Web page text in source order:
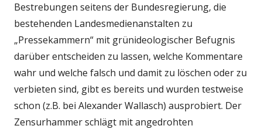
Bestrebungen seitens der Bundesregierung, die
bestehenden Landesmedienanstalten zu
„Pressekammern“ mit grünideologischer Befugnis
darüber entscheiden zu lassen, welche Kommentare
wahr und welche falsch und damit zu löschen oder zu
verbieten sind, gibt es bereits und wurden testweise
schon (z.B. bei Alexander Wallasch) ausprobiert. Der
Zensurhammer schlägt mit angedrohten